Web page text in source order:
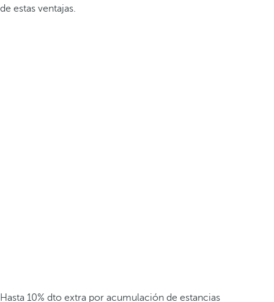
de estas ventajas.
Hasta 10% dto extra por acumulación de estancias